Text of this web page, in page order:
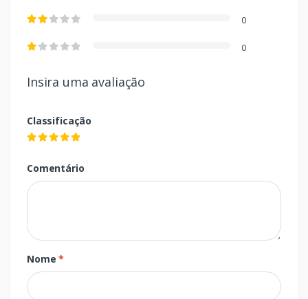
0
0
Insira uma avaliação
Classificação
Comentário
Nome*